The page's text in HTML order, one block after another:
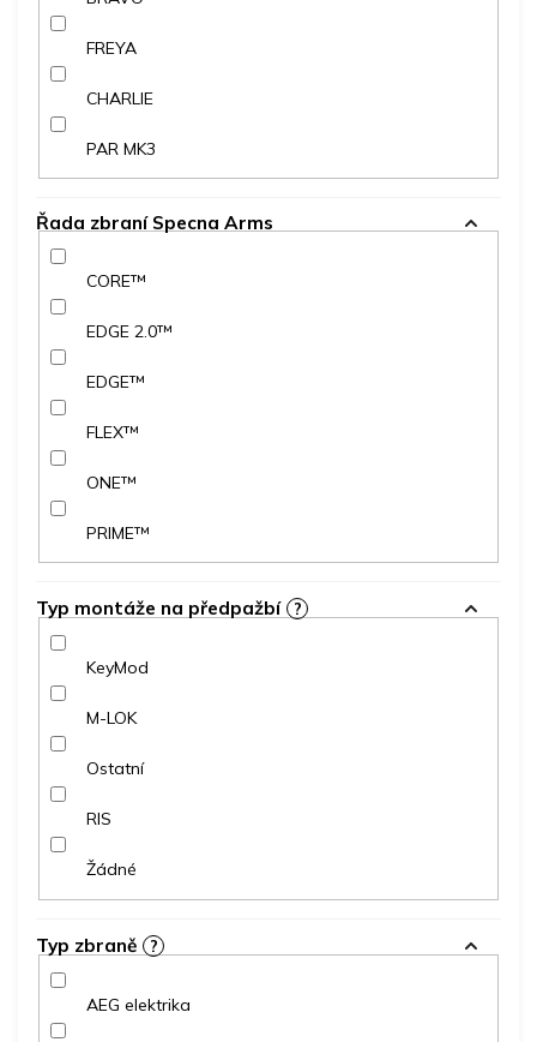
FREYA
CHARLIE
PAR MK3
Řada zbraní Specna Arms
CORE™
EDGE 2.0™
EDGE™
FLEX™
ONE™
PRIME™
Typ montáže na předpažbí ?
KeyMod
M-LOK
Ostatní
RIS
Žádné
Typ zbraně ?
AEG elektrika